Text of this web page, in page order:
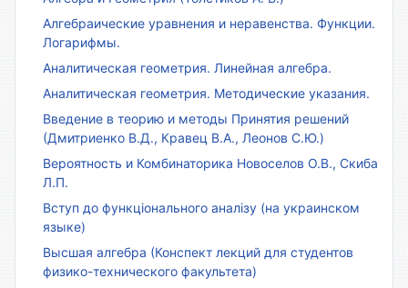
Алгебраические уравнения и неравенства. Функции.
Логарифмы.
Аналитическая геометрия. Линейная алгебра.
Аналитическая геометрия. Методические указания.
Введение в теорию и методы Принятия решений
(Дмитриенко В.Д., Кравец В.А., Леонов С.Ю.)
Вероятность и Комбинаторика Новоселов О.В., Скиба
Л.П.
Вступ до функціонального аналізу (на украинском
языке)
Высшая алгебра (Конспект лекций для студентов
физико-технического факультета)